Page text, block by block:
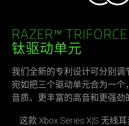
RAZER™
钛驱动单元
我们全新的专利设计可分别调
宛如把三个驱动单元合为一个
音质、更丰富的高音和更强劲
这款 Xbox Series X|S 无线